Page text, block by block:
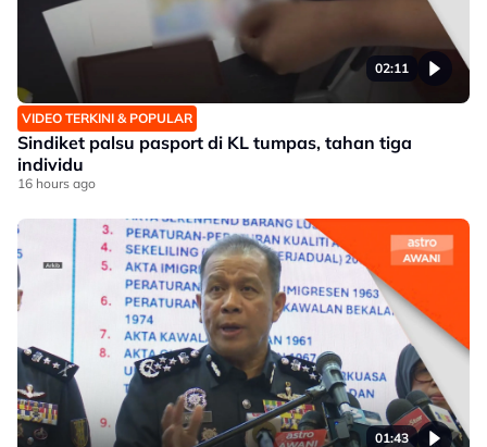
02:11
VIDEO TERKINI & POPULAR
Sindiket palsu pasport di KL tumpas, tahan tiga
individu
16 hours ago
01:43